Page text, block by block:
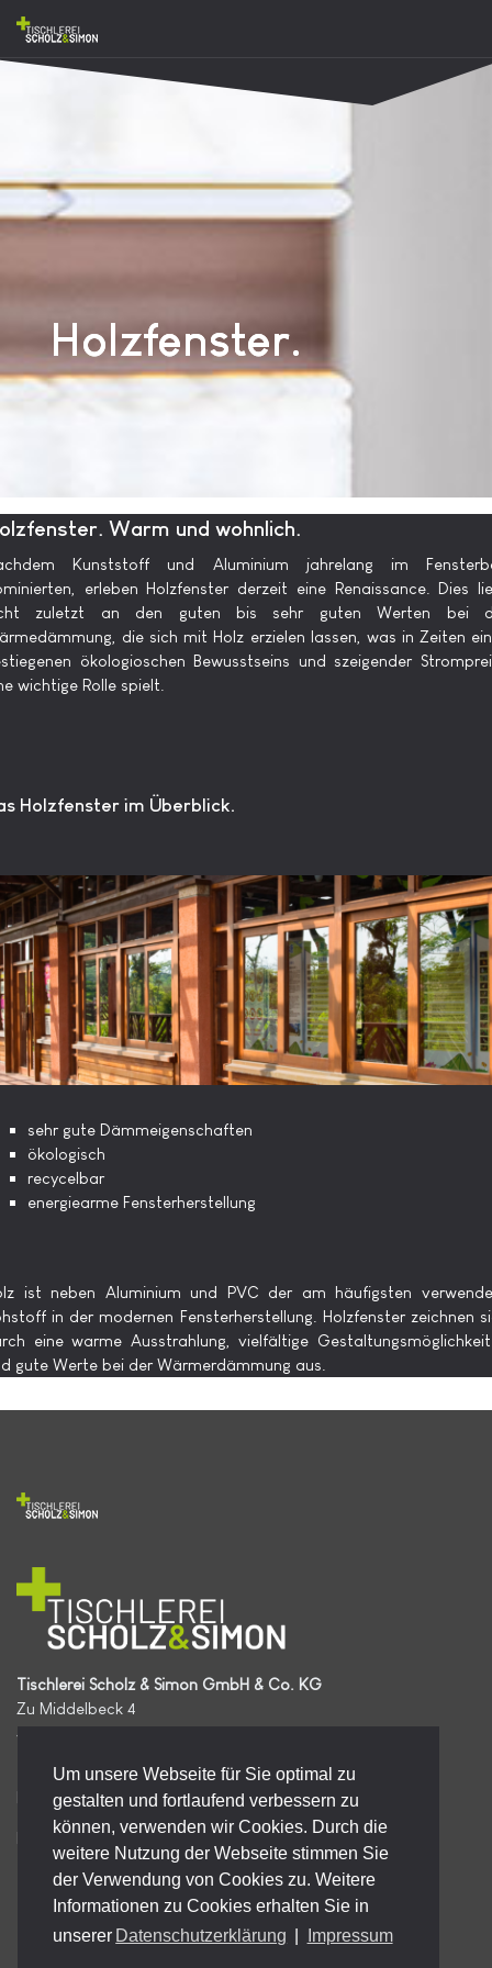
Um unsere Webseite für Sie optimal zu
gestalten und fortlaufend verbessern zu
können, verwenden wir Cookies. Durch die
weitere Nutzung der Webseite stimmen Sie
der Verwendung von Cookies zu. Weitere
Informationen zu Cookies erhalten Sie in
unserer Datenschutzerklärung Impressum
Holzfenster.
Warm und wohnlich.
Kunststoff und Aluminium jahrelang im
erleben Holzfenster derzeit eine Renaissance. Dies
zuletzt an den guten bis sehr guten Werten bei
die sich mit Holz erzielen lassen, was in Zeiten
ökologioschen Bewusstseins und szeigender
wichtige Rolle spielt.
Holzfenster im Überblick.
sehr gute Dämmeigenschaften
ökologisch
recycelbar
energiearme Fensterherstellung
ist neben Aluminium und PVC der am häufigsten
in der modernen Fensterherstellung. Holzfenster zeichnen
eine warme Ausstrahlung, vielfältige
gute Werte bei der Wärmerdämmung aus.
Tischlerei Scholz & Simon GmbH & Co. KG
Zu Middelbeck 4
49413 Dinklage
Telefon | 04443 7509430
E-Mail | info@scholz-dinklage.de
Impressum|Datenschutz
@tischlereischolz @scholzdinklage